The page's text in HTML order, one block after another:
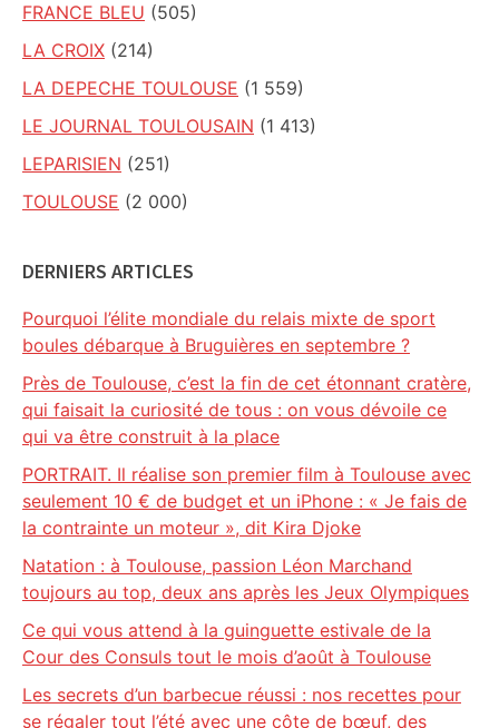
FRANCE BLEU (505)
LA CROIX (214)
LA DEPECHE TOULOUSE (1 559)
LE JOURNAL TOULOUSAIN (1 413)
LEPARISIEN (251)
TOULOUSE (2 000)
DERNIERS ARTICLES
Pourquoi l’élite mondiale du relais mixte de sport
boules débarque à Bruguières en septembre ?
Près de Toulouse, c’est la fin de cet étonnant cratère,
qui faisait la curiosité de tous : on vous dévoile ce
qui va être construit à la place
PORTRAIT. Il réalise son premier film à Toulouse avec
seulement 10 € de budget et un iPhone : « Je fais de
la contrainte un moteur », dit Kira Djoke
Natation : à Toulouse, passion Léon Marchand
toujours au top, deux ans après les Jeux Olympiques
Ce qui vous attend à la guinguette estivale de la
Cour des Consuls tout le mois d’août à Toulouse
Les secrets d’un barbecue réussi : nos recettes pour
se régaler tout l’été avec une côte de bœuf, des